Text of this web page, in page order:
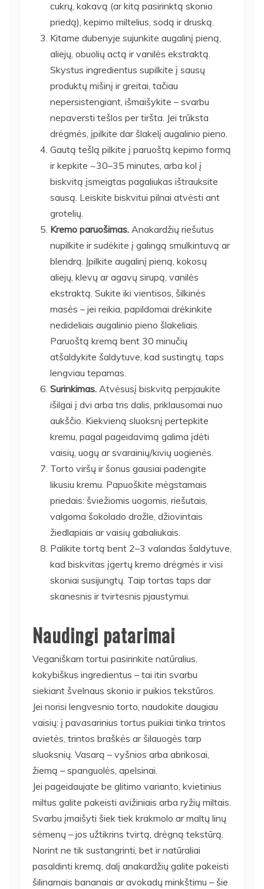
cukrų, kakavą (ar kitą pasirinktą skonio
priedą), kepimo miltelius, sodą ir druską.
Kitame dubenyje sujunkite augalinį pieną,
aliejų, obuolių actą ir vanilės ekstraktą.
Skystus ingredientus supilkite į sausų
produktų mišinį ir greitai, tačiau
nepersistengiant, išmaišykite – svarbu
nepaversti tešlos per tiršta. Jei trūksta
drėgmės, įpilkite dar šlakelį augalinio pieno.
Gautą tešlą pilkite į paruoštą kepimo formą
ir kepkite ~30–35 minutes, arba kol į
biskvitą įsmeigtas pagaliukas ištrauksite
sausą. Leiskite biskvitui pilnai atvėsti ant
grotelių.
Kremo paruošimas. Anakardžių riešutus
nupilkite ir sudėkite į galingą smulkintuvą ar
blendrą. Įpilkite augalinį pieną, kokosų
aliejų, klevų ar agavų sirupą, vanilės
ekstraktą. Sukite iki vientisos, šilkinės
masės – jei reikia, papildomai drėkinkite
nedideliais augalinio pieno šlakeliais.
Paruoštą kremą bent 30 minučių
atšaldykite šaldytuve, kad sustingtų, taps
lengviau tepamas.
Surinkimas. Atvėsusį biskvitą perpjaukite
išilgai į dvi arba tris dalis, priklausomai nuo
aukščio. Kiekvieną sluoksnį pertepkite
kremu, pagal pageidavimą galima įdėti
vaisių, uogų ar svarainių/kivių uogienės.
Torto viršų ir šonus gausiai padengite
likusiu kremu. Papuoškite mėgstamais
priedais: šviežiomis uogomis, riešutais,
valgoma šokolado drožle, džiovintais
žiedlapiais ar vaisių gabaliukais.
Palikite tortą bent 2–3 valandas šaldytuve,
kad biskvitas įgertų kremo drėgmės ir visi
skoniai susijungtų. Taip tortas taps dar
skanesnis ir tvirtesnis pjaustymui.
Naudingi patarimai
Veganiškam tortui pasirinkite natūralius,
kokybiškus ingredientus – tai itin svarbu
siekiant švelnaus skonio ir puikios tekstūros.
Jei norisi lengvesnio torto, naudokite daugiau
vaisių: į pavasarinius tortus puikiai tinka trintos
avietės, trintos braškės ar šilauogės tarp
sluoksnių. Vasarą – vyšnios arba abrikosai,
žiemą – spanguolės, apelsinai.
Jei pageidaujate be glitimo varianto, kvietinius
miltus galite pakeisti avižiniais arba ryžių miltais.
Svarbu įmaišyti šiek tiek krakmolo ar maltų linų
sėmenų – jos užtikrins tvirtą, drėgną tekstūrą.
Norint ne tik sustangrinti, bet ir natūraliai
pasaldinti kremą, dalį anakardžių galite pakeisti
šilinamais bananais ar avokadų minkštimu – šie